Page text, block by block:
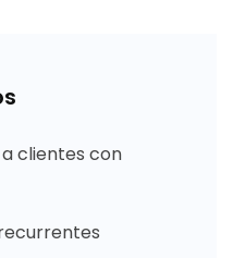
clientes con